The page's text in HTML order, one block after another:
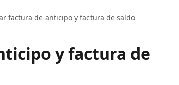
factura de anticipo y factura de saldo
y factura de